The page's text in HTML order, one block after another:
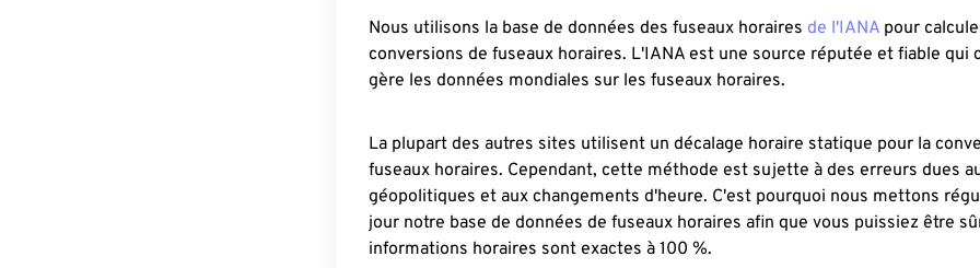
Nous utilisons la base de données des fuseaux horaires de l'IANA pour
conversions de fuseaux horaires. L'IANA est une source réputée et fiable qui
gère les données mondiales sur les fuseaux horaires.
La plupart des autres sites utilisent un décalage horaire statique pour la
fuseaux horaires. Cependant, cette méthode est sujette à des erreurs dues
géopolitiques et aux changements d'heure. C'est pourquoi nous mettons
jour notre base de données de fuseaux horaires afin que vous puissiez être
informations horaires sont exactes à 100 %.